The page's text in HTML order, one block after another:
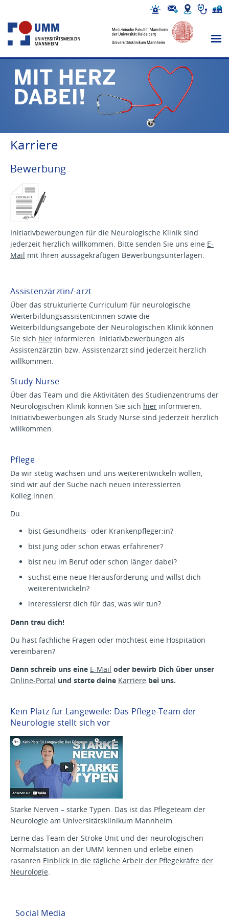
Karriere
Bewerbung
Initiativbewerbungen für die Neurologische Klinik sind
jederzeit herzlich willkommen. Bitte senden Sie uns eine E-
Mail mit Ihren aussagekräftigen Bewerbungsunterlagen.
Assistenzärztin/-arzt
Über das strukturierte Curriculum für neurologische
Weiterbildungsassistent:innen sowie die
Weiterbildungsangebote der Neurologischen Klinik können
Sie sich hier informieren. Initiativbewerbungen als
Assistenzärztin bzw. Assistenzarzt sind jederzeit herzlich
willkommen.
Study Nurse
Über das Team und die Aktivitäten des Studienzentrums der
Neurologischen Klinik können Sie sich hier informieren.
Initiativbewerbungen als Study Nurse sind jederzeit herzlich
willkommen.
Pflege
Da wir stetig wachsen und uns weiterentwickeln wollen,
sind wir auf der Suche nach neuen interessierten
Kolleg:innen.
Du
bist Gesundheits- oder Krankenpfleger:in?
bist jung oder schon etwas erfahrener?
bist neu im Beruf oder schon länger dabei?
suchst eine neue Herausforderung und willst dich
weiterentwickeln?
interessierst dich für das, was wir tun?
Dann trau dich!
Du hast fachliche Fragen oder möchtest eine Hospitation
vereinbaren?
Dann schreib uns eine E-Mail oder bewirb Dich über unser
Online-Portal und starte deine Karriere bei uns.
Kein Platz für Langeweile: Das Pflege-Team der
Neurologie stellt sich vor
Starke Nerven – starke Typen. Das ist das Pflegeteam der
Neurologie am Universitätsklinikum Mannheim.
Lerne das Team der Stroke Unit und der neurologischen
Normalstation an der UMM kennen und erlebe einen
rasanten Einblick in die tägliche Arbeit der Pflegekräfte der
Neurologie.
Social Media